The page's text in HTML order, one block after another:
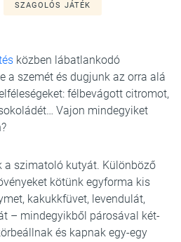
SZAGOLÓS JÁTÉK
közben lábatlankodó
a szemét és dugjunk az orra alá
félbevágott citromot,
Vajon mindegyiket
a szimatoló kutyát. Különböző
kötünk egyforma kis
kakukkfüvet, levendulát,
– mindegyikből párosával két-
és kapnak egy-egy